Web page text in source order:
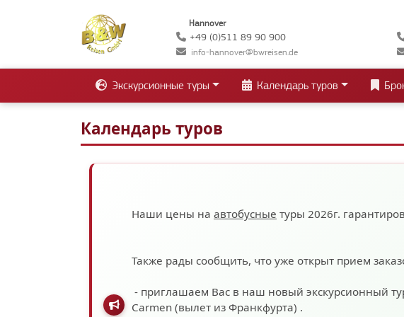
Hannover
+49 (0)511 89 90 900
info-hannover@bwreisen.de
Экскурсионные туры Календарь туров
Календарь туров
Наши цены на автобусные туры 2026г.
Также рады сообщить, что уже открыт прием
- приглашаем Вас в наш новый экскурсионный
Carmen (вылет из Франкфурта) .